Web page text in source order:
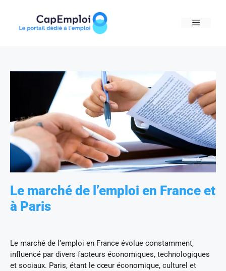
content
MENU
Le marché de l’emploi en France et
à Paris
Le marché de l’emploi en France évolue constamment,
influencé par divers facteurs économiques, technologiques
et sociaux. Paris, étant le cœur économique, culturel et